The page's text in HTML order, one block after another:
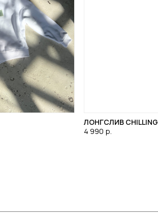
ЛОНГСЛИВ CHILLING
4 990 р.